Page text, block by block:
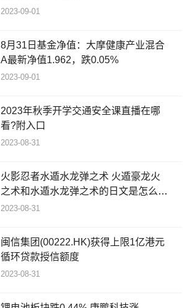
2023-09-01
8月31日基金净值：大摩健康产业混合
A最新净值1.962，跌0.05%
2023-09-01
2023年秋季开学交通安全课直播在哪
看?附入口
2023-08-31
火影忍者水遁水龙弹之术 火遁豪龙火
之术和水遁水龙弹之术的日文是怎么说
的
2023-08-31
闽信集团(00222.HK)获得上限1亿港元
循环贷款授信额度
2023-08-31